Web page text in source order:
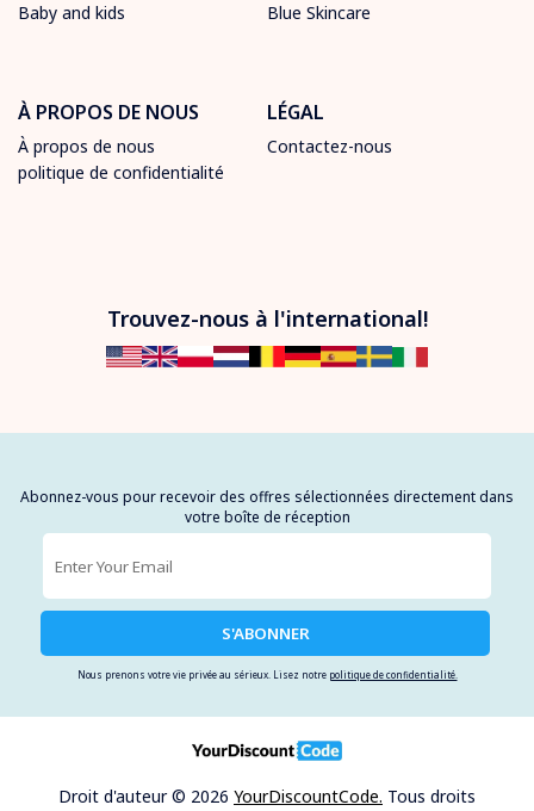
Baby and kids
Blue Skincare
À PROPOS DE NOUS
À propos de nous
politique de confidentialité
LÉGAL
Contactez-nous
Trouvez-nous à l'international!
Abonnez-vous pour recevoir des offres sélectionnées directement dans
votre boîte de réception
S'ABONNER
Nous prenons votre vie privée au sérieux. Lisez notre politique de confidentialité.
Droit d'auteur © 2026 YourDiscountCode. Tous droits